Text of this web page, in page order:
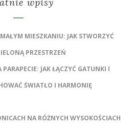
MIESZKANIU: JAK STWORZYĆ
PRZESTRZEŃ
JAK ŁĄCZYĆ GATUNKI I
ŚWIATŁO I HARMONIĘ
NA RÓŻNYCH WYSOKOŚCIACH